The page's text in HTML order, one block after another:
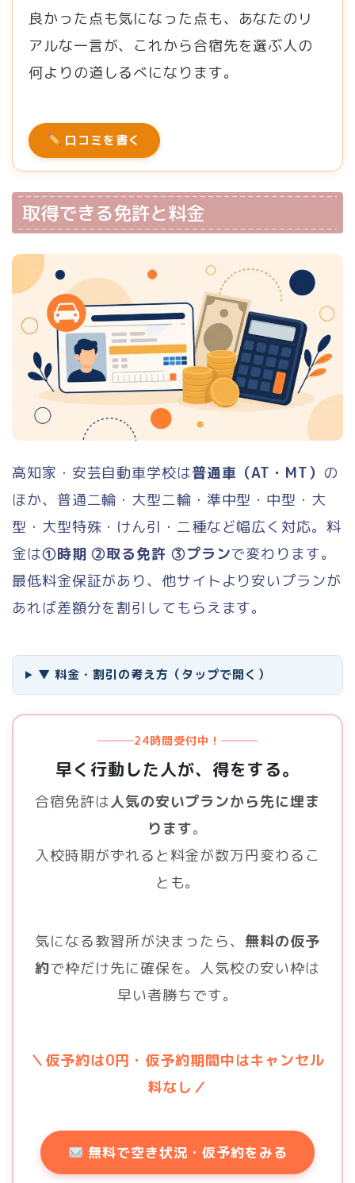
良かった点も気になった点も、あなたのリ
アルな一言が、これから合宿先を選ぶ人の
何よりの道しるべになります。
口コミを書く
取得できる免許と料金
高知家・安芸自動車学校は普通車（AT・MT） の
ほか、普通二輪・大型二輪・準中型・中型・大
型・大型特殊・けん引・二種など幅広く対応。料
金は①時期 ②取る免許 ③プランで変わります。
最低料金保証があり、他サイトより安いプランが
あれば差額分を割引してもらえます。
▼ 料金・割引の考え方（タップで開く）
24時間受付中！
早く行動した人が、得をする。
合宿免許は人気の安いプランから先に埋ま
ります。
入校時期がずれると料金が数万円変わるこ
とも。
気になる教習所が決まったら、 無料の仮予
約で枠だけ先に確保を。人気校の安い枠は
早い者勝ちです。
＼仮予約は0円・仮予約期間中はキャンセル
料なし／
無料で空き状況・仮予約をみる